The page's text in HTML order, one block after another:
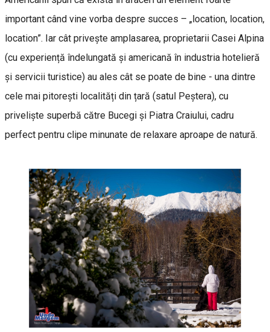
important când vine vorba despre succes – „location, location,
location”. Iar cât privește amplasarea, proprietarii Casei Alpina
(cu experiență îndelungată și americană în industria hotelieră
și servicii turistice) au ales cât se poate de bine - una dintre
cele mai pitorești localități din țară (satul Peștera), cu
priveliște superbă către Bucegi și Piatra Craiului, cadru
perfect pentru clipe minunate de relaxare aproape de natură.